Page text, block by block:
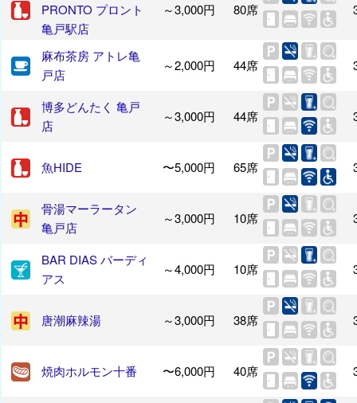
PRONTO プロント
亀戸駅店
～3,000円 80席
麻布茶房 アトレ亀
戸店
～2,000円 44席
博多どんたく 亀戸
店
～3,000円 44席
魚HIDE 〜5,000円 65席
骨湯マーラータン
亀戸店
～3,000円 10席
BAR DIAS バーディ
アス
～4,000円 10席
唐潮麻辣湯 ～3,000円 38席
焼肉ホルモン十番 〜6,000円 40席